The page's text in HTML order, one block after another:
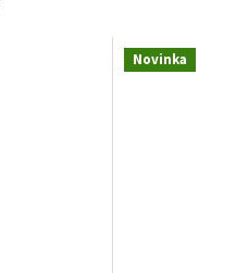
Novinka